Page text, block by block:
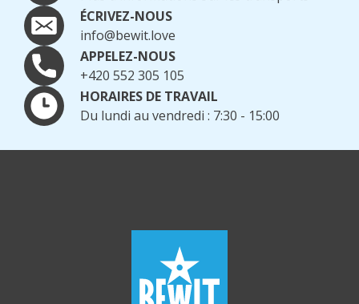
ÉCRIVEZ-NOUS
info@bewit.love
APPELEZ-NOUS
+420 552 305 105
HORAIRES DE TRAVAIL
Du lundi au vendredi : 7:30 - 15:00